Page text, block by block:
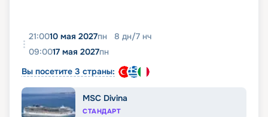
21:0010 мая 2027пн 8 дн/7 нч
09:0017 мая 2027пн
Вы посетите 3 страны:
MSC Divina
СТАНДАРТ